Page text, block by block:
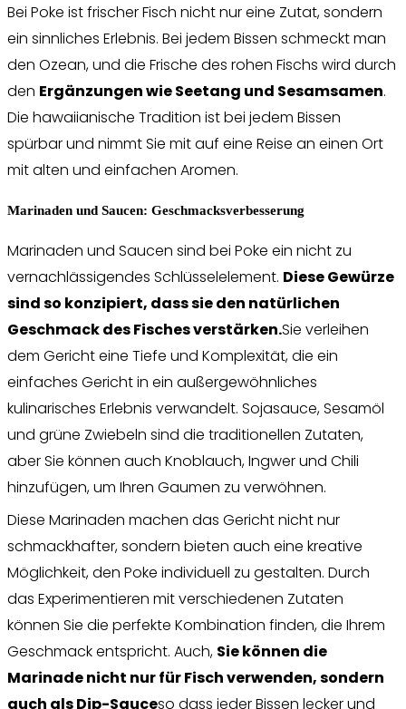
Bei Poke ist frischer Fisch nicht nur eine Zutat, sondern
ein sinnliches Erlebnis. Bei jedem Bissen schmeckt man
den Ozean, und die Frische des rohen Fischs wird durch
den Ergänzungen wie Seetang und Sesamsamen.
Die hawaiianische Tradition ist bei jedem Bissen
spürbar und nimmt Sie mit auf eine Reise an einen Ort
mit alten und einfachen Aromen.
Marinaden und Saucen: Geschmacksverbesserung
Marinaden und Saucen sind bei Poke ein nicht zu
vernachlässigendes Schlüsselelement. Diese Gewürze
sind so konzipiert, dass sie den natürlichen
Geschmack des Fisches verstärken.Sie verleihen
dem Gericht eine Tiefe und Komplexität, die ein
einfaches Gericht in ein außergewöhnliches
kulinarisches Erlebnis verwandelt. Sojasauce, Sesamöl
und grüne Zwiebeln sind die traditionellen Zutaten,
aber Sie können auch Knoblauch, Ingwer und Chili
hinzufügen, um Ihren Gaumen zu verwöhnen.
Diese Marinaden machen das Gericht nicht nur
schmackhafter, sondern bieten auch eine kreative
Möglichkeit, den Poke individuell zu gestalten. Durch
das Experimentieren mit verschiedenen Zutaten
können Sie die perfekte Kombination finden, die Ihrem
Geschmack entspricht. Auch, Sie können die
Marinade nicht nur für Fisch verwenden, sondern
auch als Dip-Sauceso dass jeder Bissen lecker und